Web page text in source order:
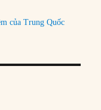
của Trung Quốc